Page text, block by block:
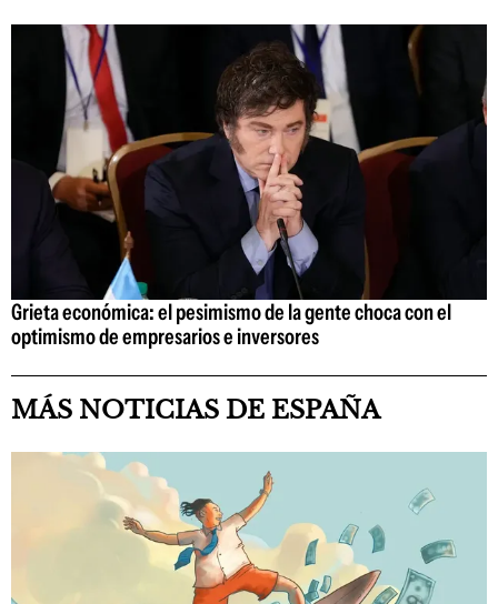
Grieta económica: el pesimismo de la gente choca con el
optimismo de empresarios e inversores
MÁS NOTICIAS DE ESPAÑA